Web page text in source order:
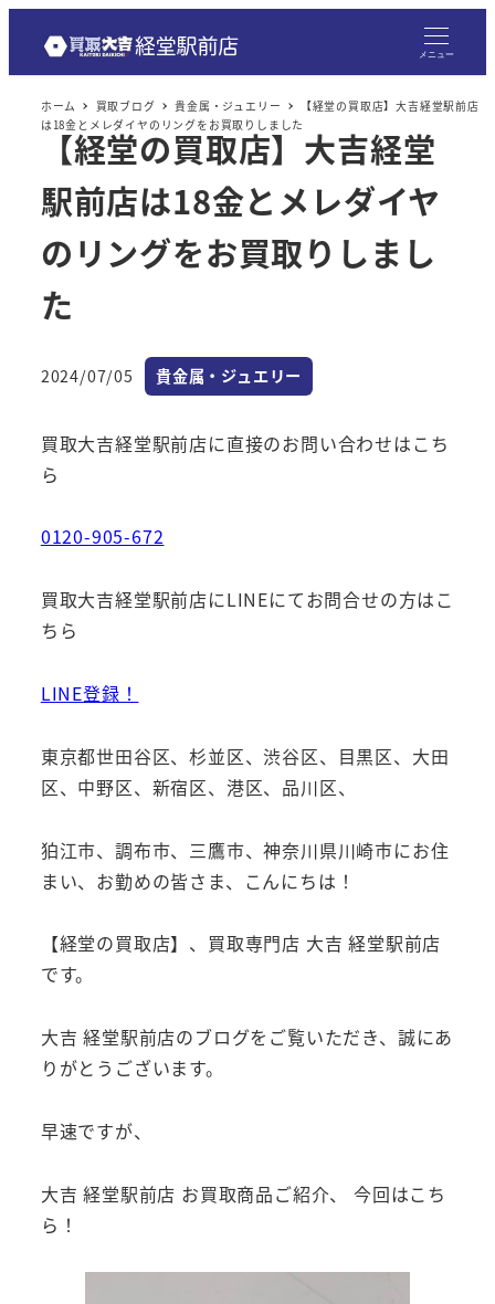
メニュー
ホーム 買取ブログ 貴金属・ジュエリー
【経堂の買取店】大吉経堂駅前店
は18金とメレダイヤのリングをお買取りしました
【経堂の買取店】大吉経堂
駅前店は18金とメレダイヤ
のリングをお買取りしまし
た
投稿日
2024/07/05 カテゴリー
貴金属・ジュエリー
買取大吉経堂駅前店に直接のお問い合わせはこち
ら
0120-905-672
買取大吉経堂駅前店にLINEにてお問合せの方はこ
ちら
LINE登録！
東京都世田谷区、杉並区、渋谷区、目黒区、大田
区、中野区、新宿区、港区、品川区、
狛江市、調布市、三鷹市、神奈川県川崎市にお住
まい、お勤めの皆さま、こんにちは！
【経堂の買取店】、買取専門店 大吉 経堂駅前店
です。
大吉 経堂駅前店のブログをご覧いただき、誠にあ
りがとうございます。
早速ですが、
大吉 経堂駅前店 お買取商品ご紹介、 今回はこち
ら！